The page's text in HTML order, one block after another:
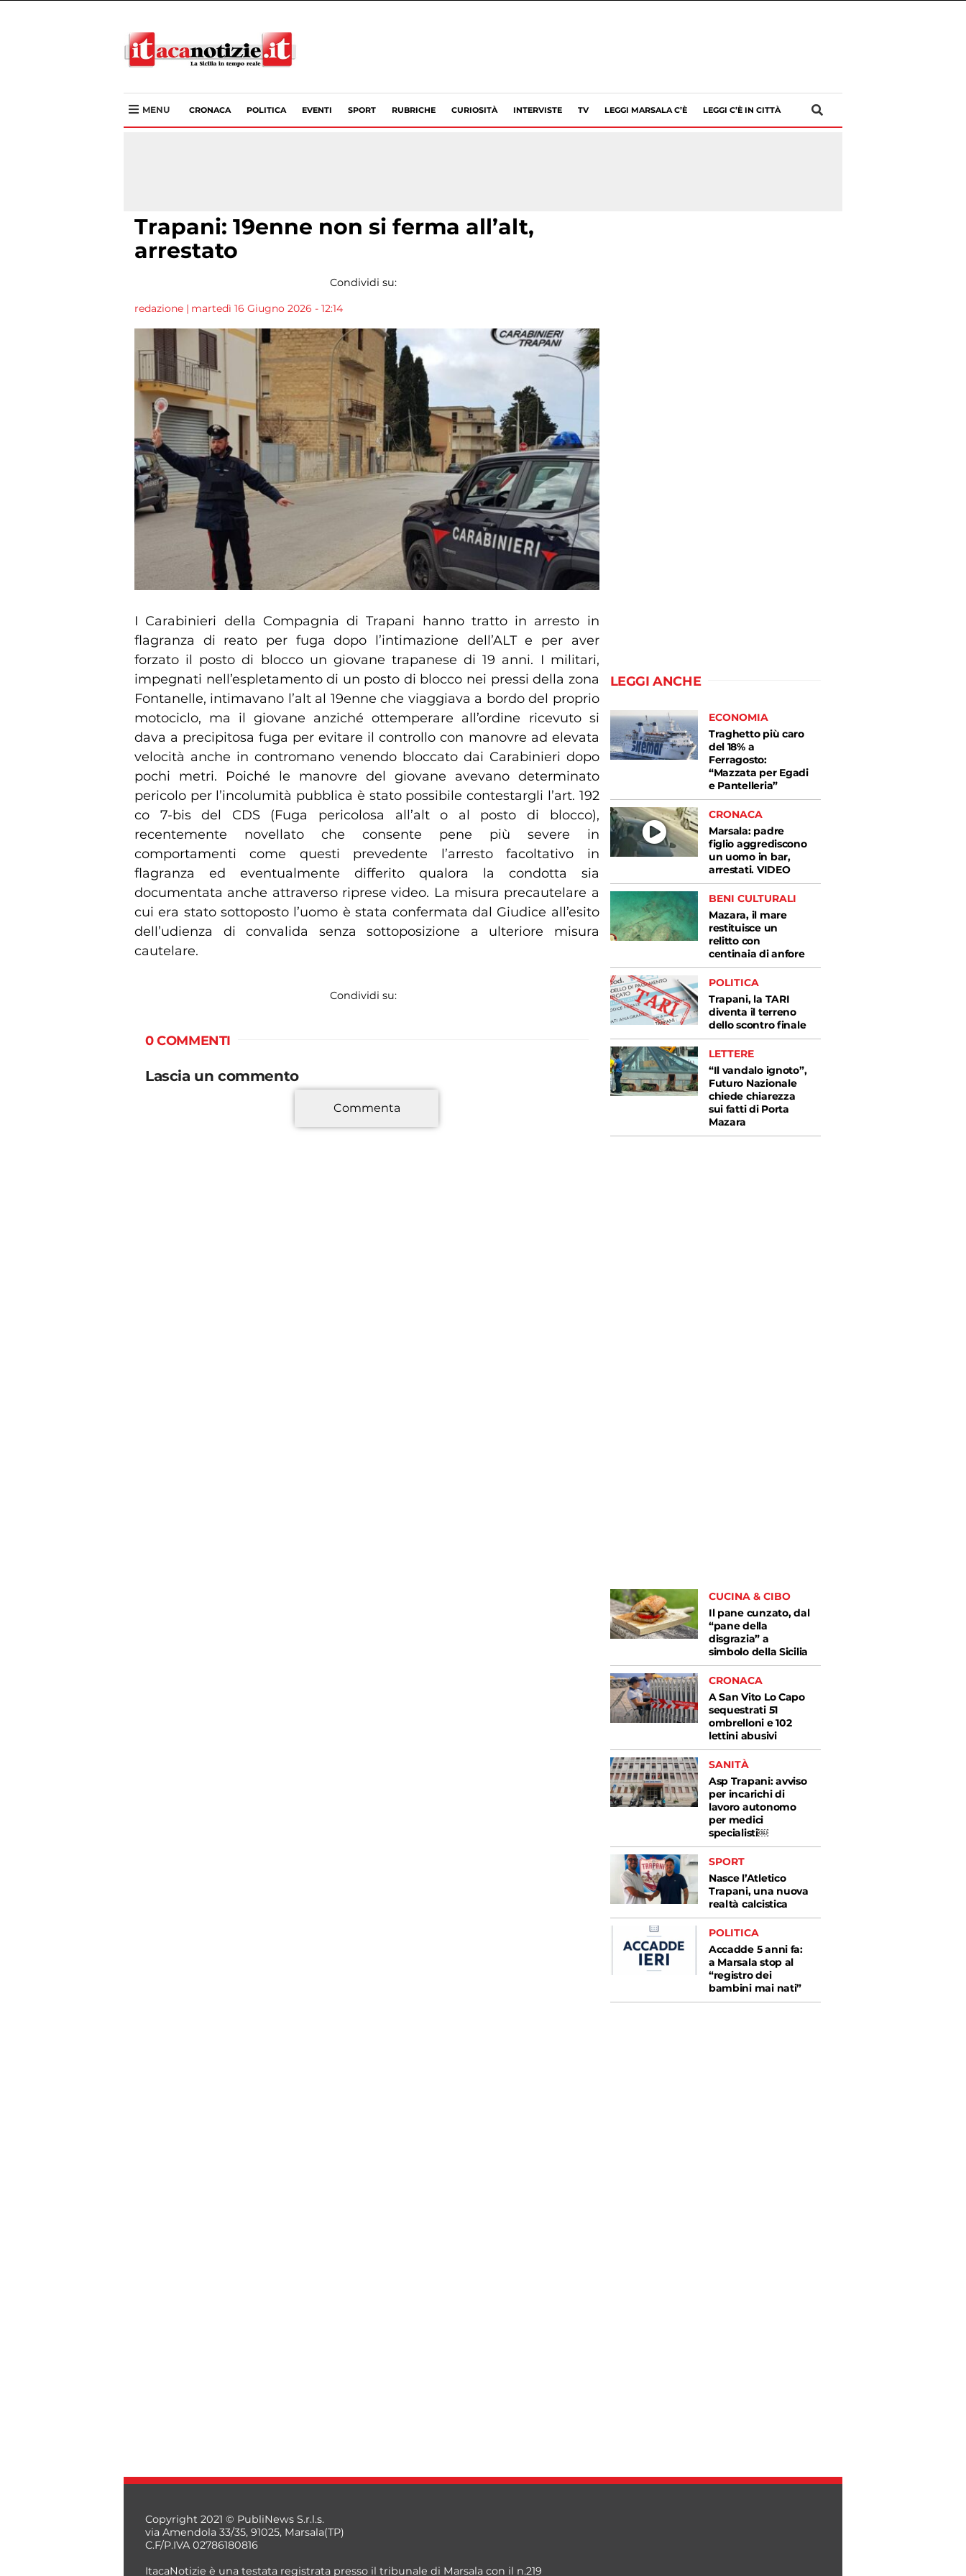
MENU CRONACA POLITICA EVENTI SPORT RUBRICHE CURIOSITÀ INTERVISTE TV LEGGI MARSALA C’È LEGGI C’È IN CITTÀ
Trapani: 19enne non si ferma all’alt,
arrestato
Condividi su:
redazione | martedì 16 Giugno 2026 - 12:14
I Carabinieri della Compagnia di Trapani hanno tratto in arresto in
flagranza di reato per fuga dopo l’intimazione dell’ALT e per aver
forzato il posto di blocco un giovane trapanese di 19 anni. I militari,
impegnati nell’espletamento di un posto di blocco nei pressi della zona
Fontanelle, intimavano l’alt al 19enne che viaggiava a bordo del proprio
motociclo, ma il giovane anziché ottemperare all’ordine ricevuto si
dava a precipitosa fuga per evitare il controllo con manovre ad elevata
velocità anche in contromano venendo bloccato dai Carabinieri dopo
pochi metri. Poiché le manovre del giovane avevano determinato
pericolo per l’incolumità pubblica è stato possibile contestargli l’art. 192
co 7-bis del CDS (Fuga pericolosa all’alt o al posto di blocco),
recentemente novellato che consente pene più severe in
comportamenti come questi prevedente l’arresto facoltativo in
flagranza ed eventualmente differito qualora la condotta sia
documentata anche attraverso riprese video. La misura precautelare a
cui era stato sottoposto l’uomo è stata confermata dal Giudice all’esito
dell’udienza di convalida senza sottoposizione a ulteriore misura
cautelare.
Condividi su:
0 COMMENTI
Lascia un commento
Commenta
LEGGI ANCHE
ECONOMIA
Traghetto più caro
del 18% a
Ferragosto:
“Mazzata per Egadi
e Pantelleria”
CRONACA
Marsala: padre
figlio aggrediscono
un uomo in bar,
arrestati. VIDEO
BENI CULTURALI
Mazara, il mare
restituisce un
relitto con
centinaia di anfore
POLITICA
Trapani, la TARI
diventa il terreno
dello scontro finale
LETTERE
“Il vandalo ignoto”,
Futuro Nazionale
chiede chiarezza
sui fatti di Porta
Mazara
CUCINA & CIBO
Il pane cunzato, dal
“pane della
disgrazia” a
simbolo della Sicilia
CRONACA
A San Vito Lo Capo
sequestrati 51
ombrelloni e 102
lettini abusivi
SANITÀ
Asp Trapani: avviso
per incarichi di
lavoro autonomo
per medici
specialisti￼
SPORT
Nasce l’Atletico
Trapani, una nuova
realtà calcistica
POLITICA
Accadde 5 anni fa:
a Marsala stop al
“registro dei
bambini mai nati”
Copyright 2021 © PubliNews S.r.l.s.
via Amendola 33/35, 91025, Marsala(TP)
C.F/P.IVA 02786180816
ItacaNotizie è una testata registrata presso il tribunale di Marsala con il n.219